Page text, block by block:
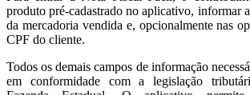
produto pré-cadastrado no aplicativo, informar
da mercadoria vendida e, opcionalmente nas
CPF do cliente.
Todos os demais campos de informação
em conformidade com a legislação